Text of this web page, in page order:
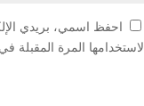
احفظ اسمي، بريدي
لاستخدامها المرة المقبلة